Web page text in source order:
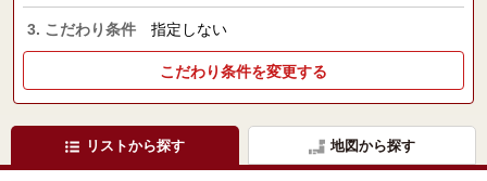
3. こだわり条件 指定しない
こだわり条件を変更する
リストから探す 地図から探す